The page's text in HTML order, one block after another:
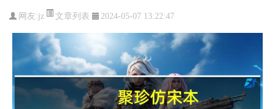
网友:jz 文章列表 2024-05-07 13:22:47